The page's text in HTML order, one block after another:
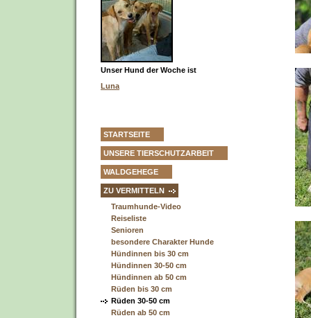
Unser Hund der Woche ist
Luna
STARTSEITE
UNSERE TIERSCHUTZARBEIT
WALDGEHEGE
ZU VERMITTELN
Traumhunde-Video
Reiseliste
Senioren
besondere Charakter Hunde
Hündinnen bis 30 cm
Hündinnen 30-50 cm
Hündinnen ab 50 cm
Rüden bis 30 cm
Rüden 30-50 cm
Rüden ab 50 cm